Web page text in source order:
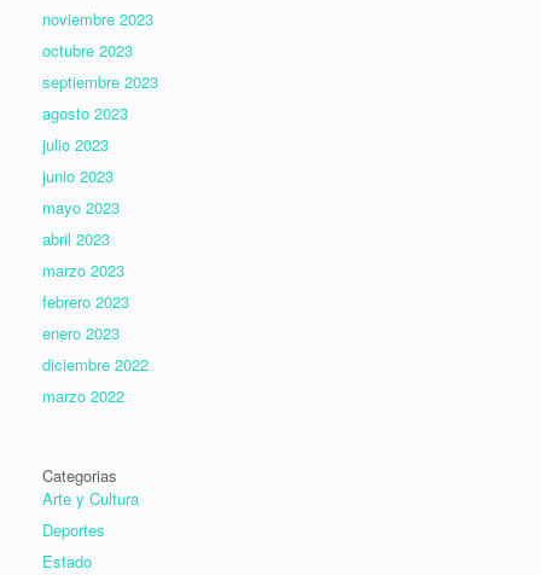
noviembre 2023
octubre 2023
septiembre 2023
agosto 2023
julio 2023
junio 2023
mayo 2023
abril 2023
marzo 2023
febrero 2023
enero 2023
diciembre 2022
marzo 2022
Categorias
Arte y Cultura
Deportes
Estado